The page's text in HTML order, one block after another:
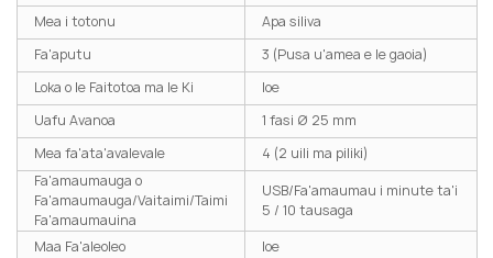
Mea i totonu
Apa siliva
Fa'aputu
3 (Pusa u'amea e le gaoia)
Loka o le Faitotoa ma le Ki
Ioe
Uafu Avanoa
1 fasi Ø 25 mm
Mea fa'ata'avalevale
4 (2 uili ma piliki)
Fa'amaumauga o
Fa'amaumauga/Vaitaimi/Taimi
Fa'amaumauina
USB/Fa'amaumau i minute ta'i
5 / 10 tausaga
Maa Fa'aleoleo
Ioe